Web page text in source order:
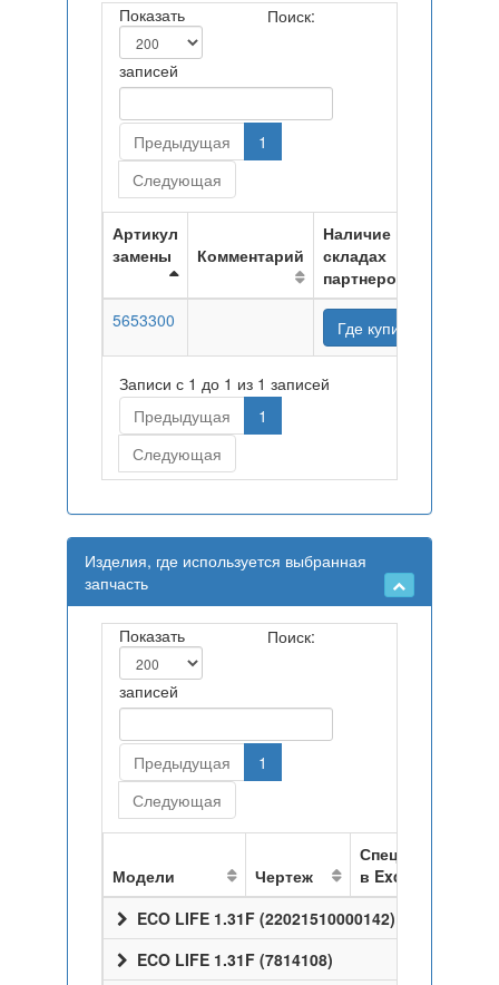
Показать
записей
Поиск:
Предыдущая
1
Следующая
Артикул
замены
Комментарий
Наличие на
складах
партнеров
5653300
Где купить
Записи с 1 до 1 из 1 записей
Предыдущая
1
Следующая
Изделия, где используется выбранная
запчасть
Показать
записей
Поиск:
Предыдущая
1
Следующая
Модели Чертеж
Спецификация
в Excel
ECO LIFE 1.31F (22021510000142)
ECO LIFE 1.31F (7814108)